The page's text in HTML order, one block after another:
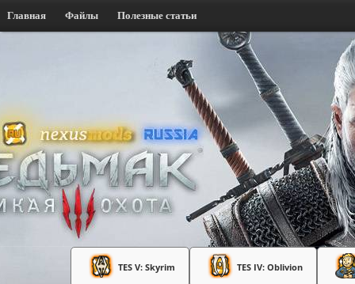
Главная Файлы Полезные статьи
TES V: Skyrim TES IV: Oblivion